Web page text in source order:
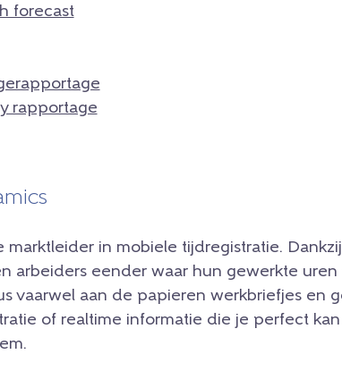
forecast
rapportage
marktleider in mobiele tijdregistratie.
arbeiders eender waar hun gewerkte uren
vaarwel aan de papieren werkbriefjes en
of realtime informatie die je perfect